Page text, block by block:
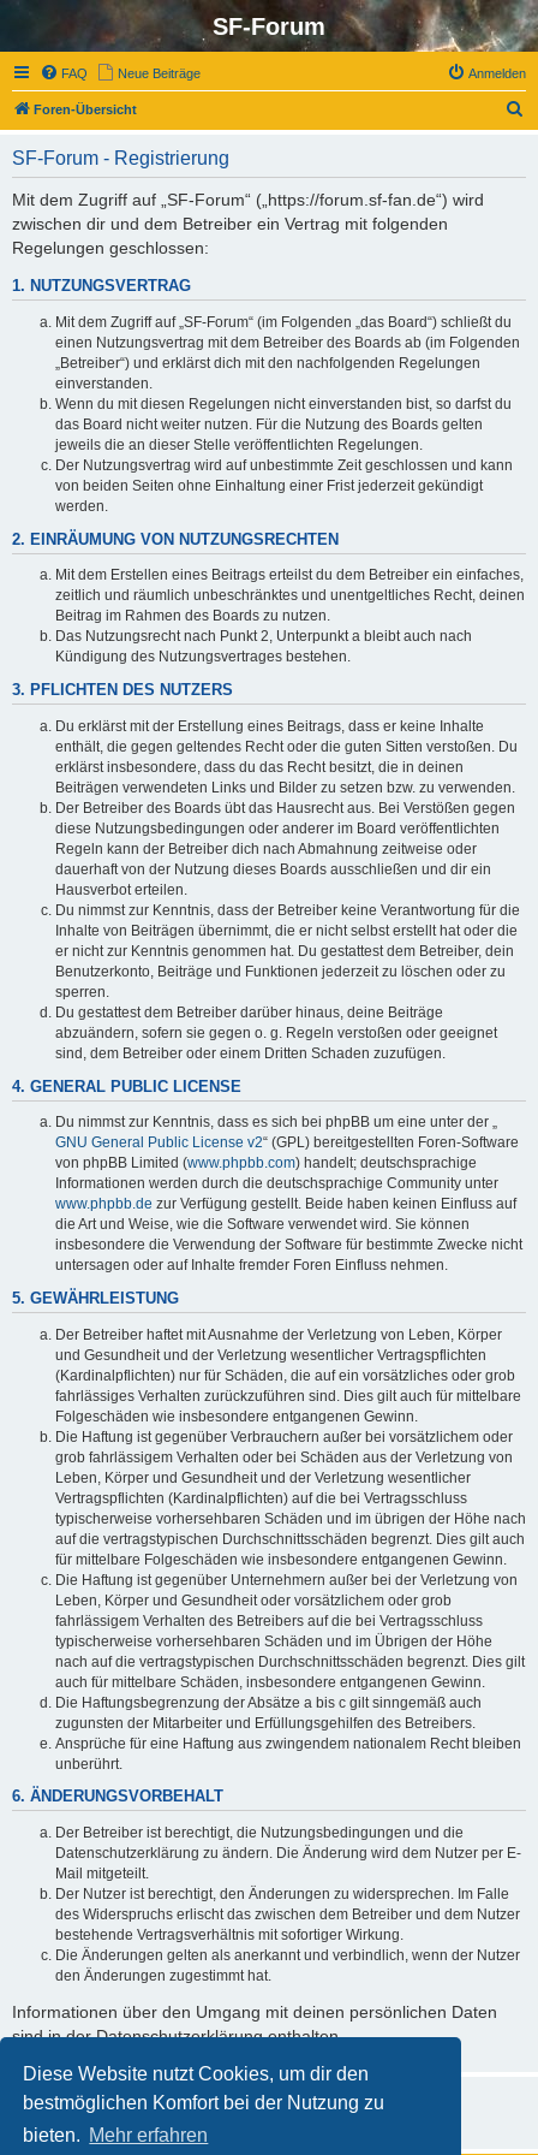
Diese Website nutzt Cookies, um dir den
bestmöglichen Komfort bei der Nutzung zu
bieten. Mehr erfahren
SF-Forum
FAQ Neue Beiträge Anmelden
Foren-Übersicht
SF-Forum - Registrierung
Mit dem Zugriff auf „SF-Forum“ („https://forum.sf-fan.de“) wird
zwischen dir und dem Betreiber ein Vertrag mit folgenden
Regelungen geschlossen:
1. NUTZUNGSVERTRAG
Mit dem Zugriff auf „SF-Forum“ (im Folgenden „das Board“) schließt du
einen Nutzungsvertrag mit dem Betreiber des Boards ab (im Folgenden
„Betreiber“) und erklärst dich mit den nachfolgenden Regelungen
einverstanden.
Wenn du mit diesen Regelungen nicht einverstanden bist, so darfst du
das Board nicht weiter nutzen. Für die Nutzung des Boards gelten
jeweils die an dieser Stelle veröffentlichten Regelungen.
Der Nutzungsvertrag wird auf unbestimmte Zeit geschlossen und kann
von beiden Seiten ohne Einhaltung einer Frist jederzeit gekündigt
werden.
2. EINRÄUMUNG VON NUTZUNGSRECHTEN
Mit dem Erstellen eines Beitrags erteilst du dem Betreiber ein einfaches,
zeitlich und räumlich unbeschränktes und unentgeltliches Recht, deinen
Beitrag im Rahmen des Boards zu nutzen.
Das Nutzungsrecht nach Punkt 2, Unterpunkt a bleibt auch nach
Kündigung des Nutzungsvertrages bestehen.
3. PFLICHTEN DES NUTZERS
Du erklärst mit der Erstellung eines Beitrags, dass er keine Inhalte
enthält, die gegen geltendes Recht oder die guten Sitten verstoßen. Du
erklärst insbesondere, dass du das Recht besitzt, die in deinen
Beiträgen verwendeten Links und Bilder zu setzen bzw. zu verwenden.
Der Betreiber des Boards übt das Hausrecht aus. Bei Verstößen gegen
diese Nutzungsbedingungen oder anderer im Board veröffentlichten
Regeln kann der Betreiber dich nach Abmahnung zeitweise oder
dauerhaft von der Nutzung dieses Boards ausschließen und dir ein
Hausverbot erteilen.
Du nimmst zur Kenntnis, dass der Betreiber keine Verantwortung für die
Inhalte von Beiträgen übernimmt, die er nicht selbst erstellt hat oder die
er nicht zur Kenntnis genommen hat. Du gestattest dem Betreiber, dein
Benutzerkonto, Beiträge und Funktionen jederzeit zu löschen oder zu
sperren.
Du gestattest dem Betreiber darüber hinaus, deine Beiträge
abzuändern, sofern sie gegen o. g. Regeln verstoßen oder geeignet
sind, dem Betreiber oder einem Dritten Schaden zuzufügen.
4. GENERAL PUBLIC LICENSE
Du nimmst zur Kenntnis, dass es sich bei phpBB um eine unter der „
GNU General Public License v2“ (GPL) bereitgestellten Foren-Software
von phpBB Limited (www.phpbb.com) handelt; deutschsprachige
Informationen werden durch die deutschsprachige Community unter
www.phpbb.de zur Verfügung gestellt. Beide haben keinen Einfluss auf
die Art und Weise, wie die Software verwendet wird. Sie können
insbesondere die Verwendung der Software für bestimmte Zwecke nicht
untersagen oder auf Inhalte fremder Foren Einfluss nehmen.
5. GEWÄHRLEISTUNG
Der Betreiber haftet mit Ausnahme der Verletzung von Leben, Körper
und Gesundheit und der Verletzung wesentlicher Vertragspflichten
(Kardinalpflichten) nur für Schäden, die auf ein vorsätzliches oder grob
fahrlässiges Verhalten zurückzuführen sind. Dies gilt auch für mittelbare
Folgeschäden wie insbesondere entgangenen Gewinn.
Die Haftung ist gegenüber Verbrauchern außer bei vorsätzlichem oder
grob fahrlässigem Verhalten oder bei Schäden aus der Verletzung von
Leben, Körper und Gesundheit und der Verletzung wesentlicher
Vertragspflichten (Kardinalpflichten) auf die bei Vertragsschluss
typischerweise vorhersehbaren Schäden und im übrigen der Höhe nach
auf die vertragstypischen Durchschnittsschäden begrenzt. Dies gilt auch
für mittelbare Folgeschäden wie insbesondere entgangenen Gewinn.
Die Haftung ist gegenüber Unternehmern außer bei der Verletzung von
Leben, Körper und Gesundheit oder vorsätzlichem oder grob
fahrlässigem Verhalten des Betreibers auf die bei Vertragsschluss
typischerweise vorhersehbaren Schäden und im Übrigen der Höhe
nach auf die vertragstypischen Durchschnittsschäden begrenzt. Dies gilt
auch für mittelbare Schäden, insbesondere entgangenen Gewinn.
Die Haftungsbegrenzung der Absätze a bis c gilt sinngemäß auch
zugunsten der Mitarbeiter und Erfüllungsgehilfen des Betreibers.
Ansprüche für eine Haftung aus zwingendem nationalem Recht bleiben
unberührt.
6. ÄNDERUNGSVORBEHALT
Der Betreiber ist berechtigt, die Nutzungsbedingungen und die
Datenschutzerklärung zu ändern. Die Änderung wird dem Nutzer per E-
Mail mitgeteilt.
Der Nutzer ist berechtigt, den Änderungen zu widersprechen. Im Falle
des Widerspruchs erlischt das zwischen dem Betreiber und dem Nutzer
bestehende Vertragsverhältnis mit sofortiger Wirkung.
Die Änderungen gelten als anerkannt und verbindlich, wenn der Nutzer
den Änderungen zugestimmt hat.
Informationen über den Umgang mit deinen persönlichen Daten
sind in der Datenschutzerklärung enthalten.